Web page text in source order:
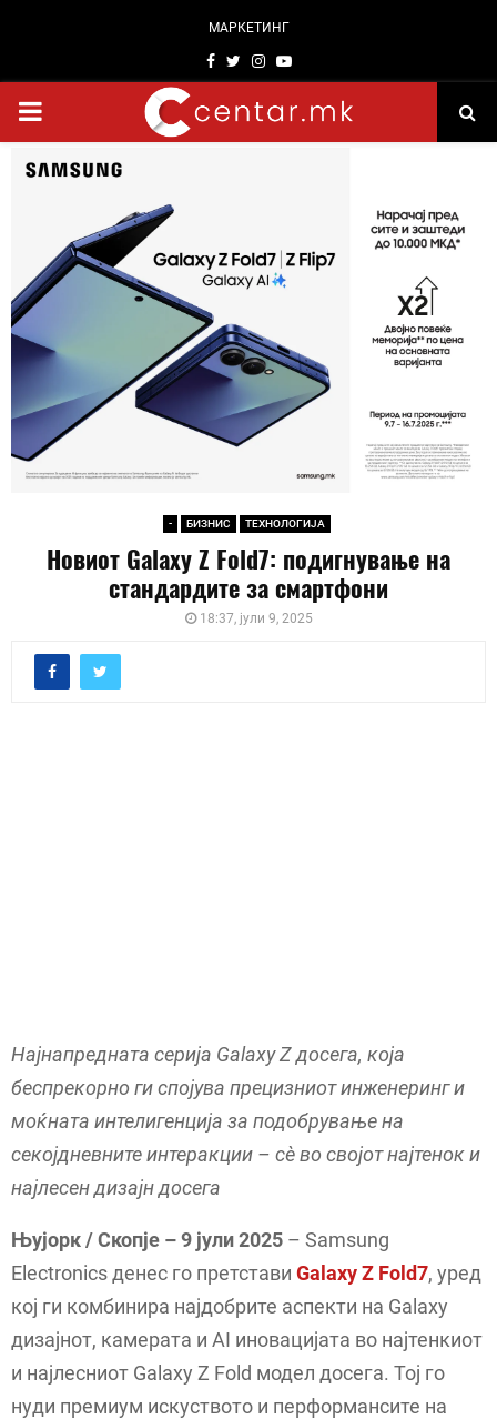
МАРКЕТИНГ
Facebook
TwitterInstagram
Youtube
PRIMARY
MENU
- БИЗНИС ТЕХНОЛОГИЈА
Новиот Galaxy Z Fold7: подигнување на
стандардите за смартфони
18:37, јули 9, 2025
Најнапредната серија Galaxy Z досега, која
беспрекорно ги спојува прецизниот инженеринг и
моќната интелигенција за подобрување на
секојдневните интеракции – сè во својот најтенок и
најлесен дизајн досега
Њујорк /Скопје – 9 јули 2025 – Samsung
Electronics денес го претстави Galaxy Z Fold7, уред
кој ги комбинира најдобрите аспекти на Galaxy
дизајнот, камерата и AI иновацијата во најтенкиот
и најлесниот Galaxy Z Fold модел досега. Тој го
нуди премиум искуството и перформансите на